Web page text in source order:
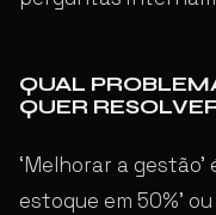
QUAL
QUER
‘Melhorar a gestão’
estoque em 50%’